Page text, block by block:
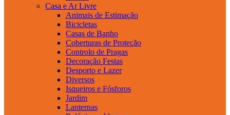
Casa e Ar Livre
Animais de Estimação
Bicicletas
Casas de Banho
Coberturas de Proteção
Controlo de Pragas
Decoração Festas
Desporto e Lazer
Diversos
Isqueiros e Fósforos
Jardim
Lanternas